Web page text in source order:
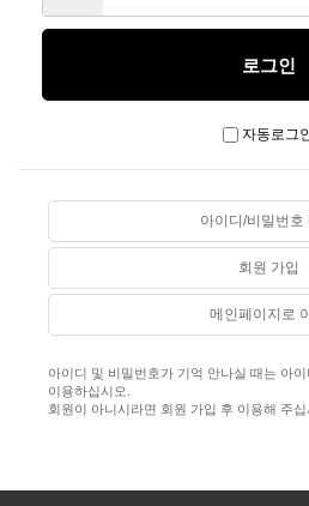
자동로그
아이디/비밀번호
회원 가입
메인페이지로
아이디 및 비밀번호가 기억 안나실 때는 아
이용하십시오.
회원이 아니시라면 회원 가입 후 이용해 주십